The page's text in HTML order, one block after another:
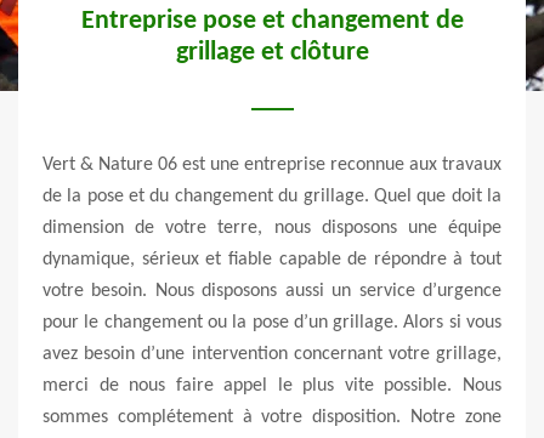
Entreprise pose et changement de
grillage et clôture
Vert & Nature 06 est une entreprise reconnue aux travaux
de la pose et du changement du grillage. Quel que doit la
dimension de votre terre, nous disposons une équipe
dynamique, sérieux et fiable capable de répondre à tout
votre besoin. Nous disposons aussi un service d’urgence
pour le changement ou la pose d’un grillage. Alors si vous
avez besoin d’une intervention concernant votre grillage,
merci de nous faire appel le plus vite possible. Nous
sommes complétement à votre disposition. Notre zone